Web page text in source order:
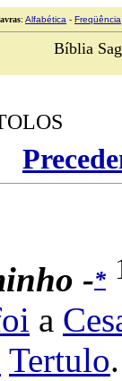
: Alfabética - Freqüência
Bíblia
-*
a
Tertulo